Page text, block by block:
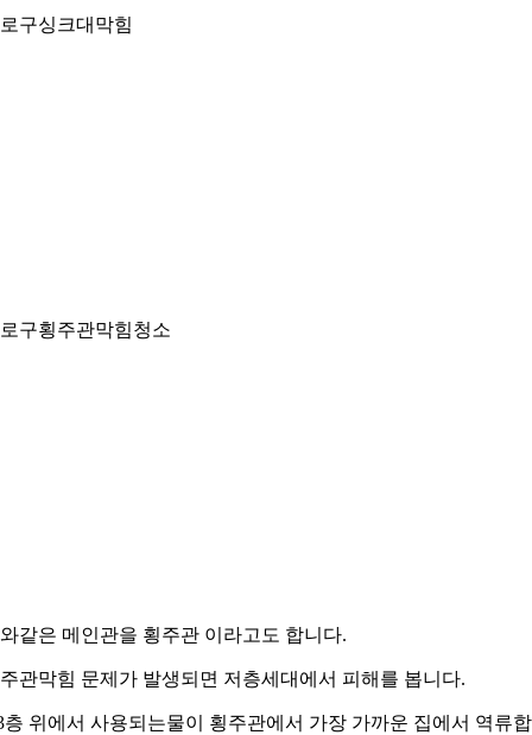
구싱크대막힘
구횡주관막힘청소
같은 메인관을 횡주관 이라고도 합니다.
관막힘 문제가 발생되면 저층세대에서 피해를 봅니다.
층 위에서 사용되는물이 횡주관에서 가장 가까운 집에서 역류